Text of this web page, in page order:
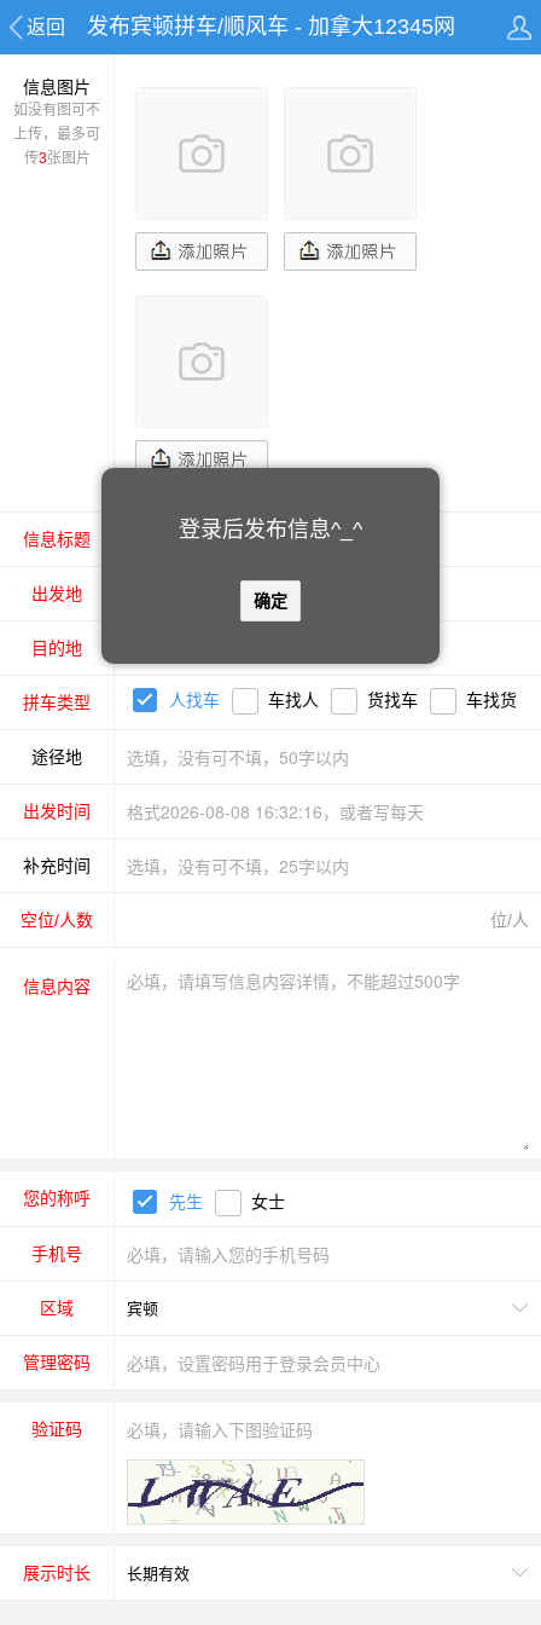
登录后发布信息^_^
确定
返回 发布宾顿拼车/顺风车 - 加拿大12345网
信息图片
如没有图可不
上传，最多可
传3张图片
信息标题
出发地
目的地
拼车类型 人找车 车找人 货找车 车找货
途径地
出发时间
补充时间
空位/人数 位/人
信息内容
您的称呼 先生 女士
手机号
区域
管理密码
验证码
展示时长